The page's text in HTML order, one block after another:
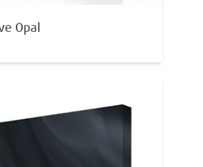
Opal